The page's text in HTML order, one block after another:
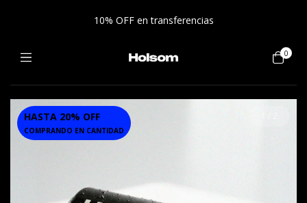
10% OFF en transferencias
0
HASTA 20% OFF
COMPRANDO EN CANTIDAD